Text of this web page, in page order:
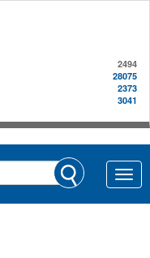
2494
28075
2373
3041
Toggle